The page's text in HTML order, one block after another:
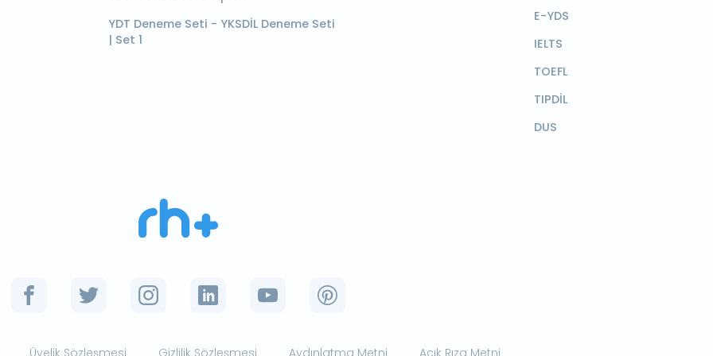
YDT Deneme Seti - YKSDİL Deneme Seti
| Set 1
E-YDS
IELTS
TOEFL
TIPDİL
DUS
Üyelik Sözleşmesi Gizlilik Sözleşmesi Aydınlatma Metni Açık Rıza Metni